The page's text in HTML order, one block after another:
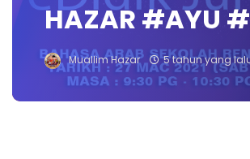
HAZAR #AYU​
Muallim Hazar 5 tahun yang